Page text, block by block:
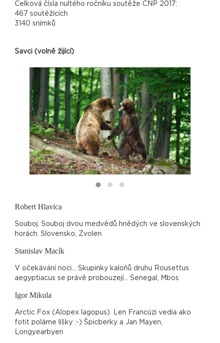
Celková čísla nultého ročníku soutěže CNP 2017:
467 soutěžících
3140 snímků
Savci (volně žijící)
Robert Hlavica
Souboj. Souboj dvou medvědů hnědých ve slovenských
horách. Slovensko, Zvolen
Stanislav Macík
V očekávání noci... Skupinky kaloňů druhu Rousettus
aegyptiacus se právě probouzejí... Senegal, Mbos
Igor Mikula
Arctic Fox (Alopex lagopus). Len Francúzi vedia ako
fotit polárne líšky :-) Špicberky a Jan Mayen,
Longyearbyen